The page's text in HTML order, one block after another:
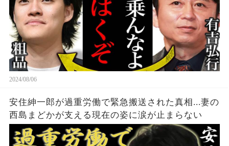
2024/08/06
安住紳一郎が過重労働で緊急搬送された真相...妻の
西島まどかが支える現在の姿に涙が止まらない